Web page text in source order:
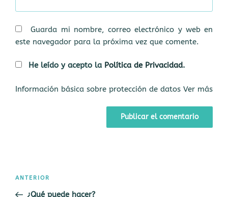
Guarda mi nombre, correo electrónico y web en
este navegador para la próxima vez que comente.
He leído y acepto la Política de Privacidad.
Información básica sobre protección de datos Ver más
Navegación
Entrada
anterior:
ANTERIOR
¿Qué puede hacer?